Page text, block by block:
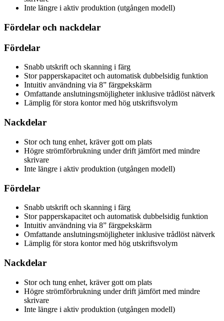
Inte längre i aktiv produktion (utgången modell)
Fördelar och nackdelar
Fördelar
Snabb utskrift och skanning i färg
Stor papperskapacitet och automatisk dubbelsidig funktion
Intuitiv användning via 8” färgpekskärm
Omfattande anslutningsmöjligheter inklusive trådlöst nätverk
Lämplig för stora kontor med hög utskriftsvolym
Nackdelar
Stor och tung enhet, kräver gott om plats
Högre strömförbrukning under drift jämfört med mindre
skrivare
Inte längre i aktiv produktion (utgången modell)
Fördelar
Snabb utskrift och skanning i färg
Stor papperskapacitet och automatisk dubbelsidig funktion
Intuitiv användning via 8” färgpekskärm
Omfattande anslutningsmöjligheter inklusive trådlöst nätverk
Lämplig för stora kontor med hög utskriftsvolym
Nackdelar
Stor och tung enhet, kräver gott om plats
Högre strömförbrukning under drift jämfört med mindre
skrivare
Inte längre i aktiv produktion (utgången modell)